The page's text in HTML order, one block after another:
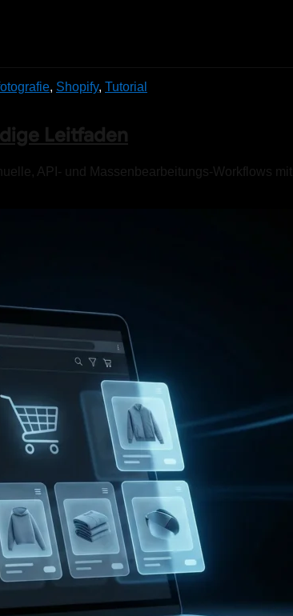
, Shopify, Tutorial
Leitfaden
API- und Massenbearbeitungs-Workflows mit